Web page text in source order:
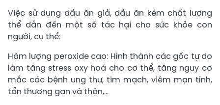
Việc sử dụng dầu ăn giả, dầu ăn kém chất lượng
thể dẫn đến một số tác hại cho sức khỏe con
người, cụ thể:
Hàm lượng peroxide cao: Hình thành các gốc tự do
làm tăng stress oxy hoá cho cơ thể, tăng nguy cơ
mắc các bệnh ung thư, tim mạch, viêm mạn tính,
tổn thương gan và thận,...